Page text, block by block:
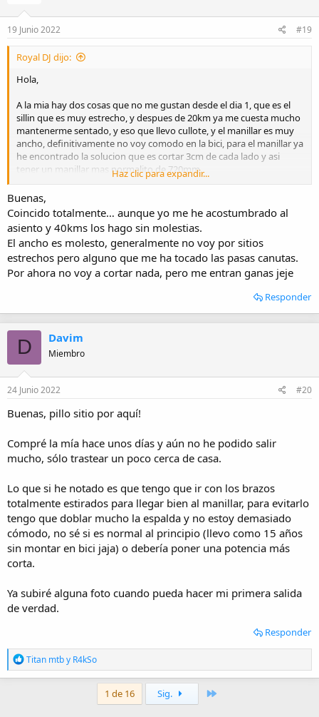
n
s
19 Junio 2022 #19
Royal DJ dijo:
Hola,
A la mia hay dos cosas que no me gustan desde el dia 1, que es el
sillin que es muy estrecho, y despues de 20km ya me cuesta mucho
mantenerme sentado, y eso que llevo cullote, y el manillar es muy
ancho, definitivamente no voy comodo en la bici, para el manillar ya
he encontrado la solucion que es cortar 3cm de cada lado y asi
tener un manillar mas normalito de 720mm.
Ya el sillin todavia no me decido por cual cambiar, estuve viendo 3
opciones de selle italia
- Mission que tiene 140mm y 265g, soft-tek y flow, pero la diferencia
con el de serie de BH es de 8mm
- Bullet que tiene 148mm y 265g pero es duro-tek asi que me temo
que seguiria siendo molesto
- Path que tiene 165mm y 403g pero tiene gel, flow y hi-viz ese en
teoria parece ser el mas indicado y comodo
Entonces mis preguntas son, alguien de aqui ha cortado el manillar
de la Expert 4.0 y que le ha parecido? y con el sillin que han
para medir los isquios pero no ha dado resultado, he leido que hay
tiendas que tiene un asiento especial para medir los isquios, alguien
sabe cual es? estoy en Madrid - Valdebebas.
Gracias a todos y toda ayuda es bienvenida.
Haz clic para expandir...
Buenas,
Coincido totalmente… aunque yo me he acostumbrado al
asiento y 40kms los hago sin molestias.
El ancho es molesto, generalmente no voy por sitios
estrechos pero alguno que me ha tocado las pasas canutas.
Por ahora no voy a cortar nada, pero me entran ganas jeje
Responder
D Davim
Miembro
24 Junio 2022 #20
Buenas, pillo sitio por aquí!
Compré la mía hace unos días y aún no he podido salir
mucho, sólo trastear un poco cerca de casa.
Lo que si he notado es que tengo que ir con los brazos
totalmente estirados para llegar bien al manillar, para evitarlo
tengo que doblar mucho la espalda y no estoy demasiado
cómodo, no sé si es normal al principio (llevo como 15 años
sin montar en bici jaja) o debería poner una potencia más
corta.
Ya subiré alguna foto cuando pueda hacer mi primera salida
de verdad.
Responder
R
e
a
Titan mtby R4kSo
1 de 16 Sig.